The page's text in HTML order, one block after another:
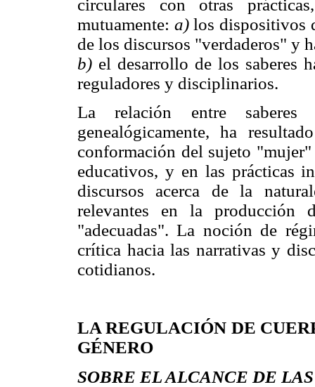
circulares con otras
mutuamente: a)los dispositivos
de los discursos "verdaderos" y
b) el desarrollo de los saberes
reguladores y disciplinarios.
La relación entre saberes
genealógicamente, ha
conformación del sujeto
educativos, y en las prácticas
discursos acerca de la
relevantes en la producción
"adecuadas". La noción de
crítica hacia las narrativas y
cotidianos.
LA REGULACIÓN DE
GÉNERO
SOBRE EL ALCANCE DE